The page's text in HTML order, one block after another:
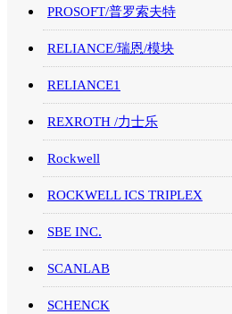
PROSOFT/普罗索夫特
RELIANCE/瑞恩/模块
RELIANCE1
REXROTH /力士乐
Rockwell
ROCKWELL ICS TRIPLEX
SBE INC.
SCANLAB
SCHENCK